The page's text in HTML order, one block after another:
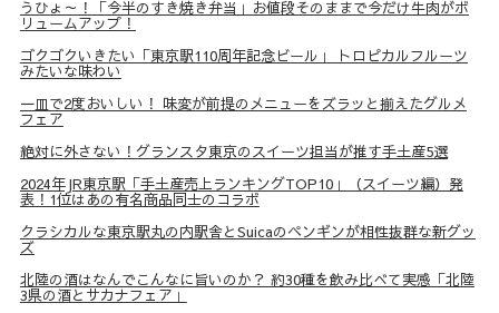
うひょ～！「今半のすき焼き弁当」お値段そのままで今だけ牛肉がボ
リュームアップ！
ゴクゴクいきたい「東京駅110周年記念ビール」 トロピカルフルーツ
みたいな味わい
一皿で2度おいしい！ 味変が前提のメニューをズラッと揃えたグルメ
フェア
絶対に外さない！グランスタ東京のスイーツ担当が推す手土産5選
2024年JR東京駅「手土産売上ランキングTOP10」（スイーツ編）発
表！1位はあの有名商品同士のコラボ
クラシカルな東京駅丸の内駅舎とSuicaのペンギンが相性抜群な新グッ
ズ
北陸の酒はなんでこんなに旨いのか？ 約30種を飲み比べて実感「北陸
3県の酒とサカナフェア」